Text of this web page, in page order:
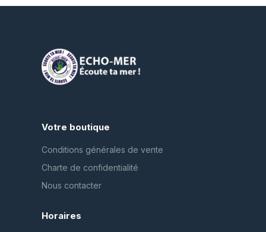
Votre boutique
Conditions générales de vente
Charte de confidentialité
Nous contacter
Horaires